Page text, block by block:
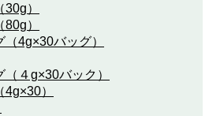
）
）
4g×30バッグ）
４g×30バック）
）